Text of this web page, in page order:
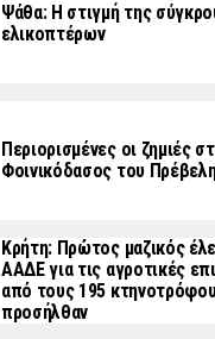
Ψάθα: Η στιγμή της
ελικοπτέρων
Περιορισμένες οι ζημιές
Φοινικόδασος του
Κρήτη: Πρώτος μαζικός
ΑΑΔΕ για τις αγροτικές
από τους 195
προσήλθαν